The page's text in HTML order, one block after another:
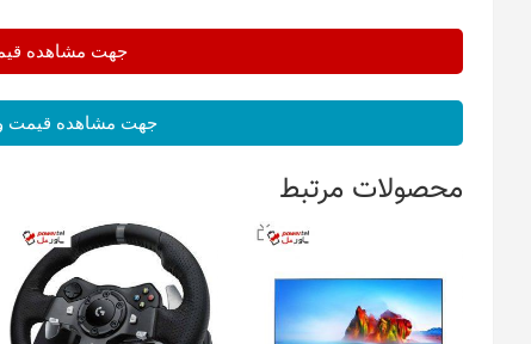
جهت مشاهده
جهت مشاهده قیمت
محصولات مرتبط